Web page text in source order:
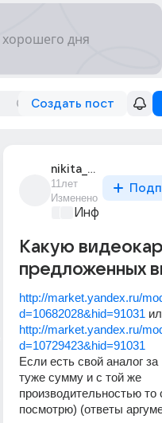
Создать пост
nikita_natarov_11
11лет
Изменено
Какую
предложенных
http://market.yandex.ru/
d=10682028&hid=91031
http://market.yandex.ru/
d=10729423&hid=91031
Если есть свой аналог
туже сумму и с той же
производительностью то
посмотрю) (ответы